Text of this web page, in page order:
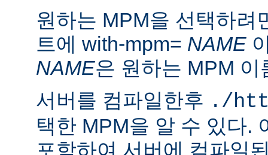
원하는 MPM을 선택하려
트에 with-mpm= NAME
NAME은 원하는 MPM 이
서버를 컴파일한후 ./
택한 MPM을 알 수 있다.
포함하여 서버에 컴파일